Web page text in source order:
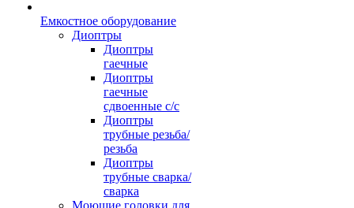
Емкостное оборудование
Диоптры
Диоптры
гаечные
Диоптры
гаечные
сдвоенные c/c
Диоптры
трубные резьба/
резьба
Диоптры
трубные сварка/
сварка
Моющие головки для